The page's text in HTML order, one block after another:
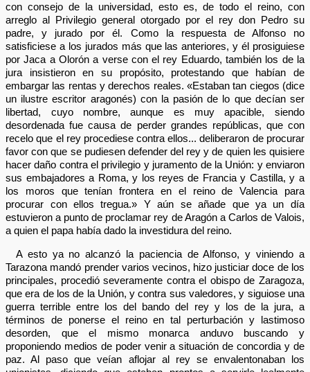
con consejo de la universidad, esto es, de todo el reino, con
arreglo al Privilegio general otorgado por el rey don Pedro su
padre, y jurado por él. Como la respuesta de Alfonso no
satisficiese a los jurados más que las anteriores, y él prosiguiese
por Jaca a Olorón a verse con el rey Eduardo, también los de la
jura insistieron en su propósito, protestando que habían de
embargar las rentas y derechos reales. «Estaban tan ciegos (dice
un ilustre escritor aragonés) con la pasión de lo que decían ser
libertad, cuyo nombre, aunque es muy apacible, siendo
desordenada fue causa de perder grandes repúblicas, que con
recelo que el rey procediese contra ellos... deliberaron de procurar
favor con que se pudiesen defender del rey y de quien les quisiere
hacer daño contra el privilegio y juramento de la Unión: y enviaron
sus embajadores a Roma, y los reyes de Francia y Castilla, y a
los moros que tenían frontera en el reino de Valencia para
procurar con ellos tregua.» Y aún se añade que ya un día
estuvieron a punto de proclamar rey de Aragón a Carlos de Valois,
a quien el papa había dado la investidura del reino.
A esto ya no alcanzó la paciencia de Alfonso, y viniendo a
Tarazona mandó prender varios vecinos, hizo justiciar doce de los
principales, procedió severamente contra el obispo de Zaragoza,
que era de los de la Unión, y contra sus valedores, y siguiose una
guerra terrible entre los del bando del rey y los de la jura, a
términos de ponerse el reino en tal perturbación y lastimoso
desorden, que el mismo monarca anduvo buscando y
proponiendo medios de poder venir a situación de concordia y de
paz. Al paso que veían aflojar al rey se envalentonaban los